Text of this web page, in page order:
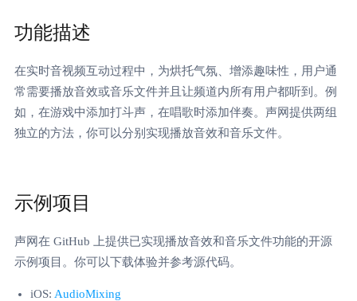
功能描述
在实时音视频互动过程中，为烘托气氛、增添趣味性，用户通
常需要播放音效或音乐文件并且让频道内所有用户都听到。例
如，在游戏中添加打斗声，在唱歌时添加伴奏。声网提供两组
独立的方法，你可以分别实现播放音效和音乐文件。
示例项目
声网在 GitHub 上提供已实现播放音效和音乐文件功能的开源
示例项目。你可以下载体验并参考源代码。
iOS: AudioMixing